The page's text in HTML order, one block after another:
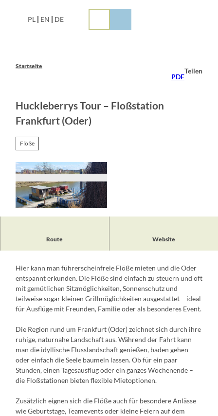
PL EN DE
Startseite
PDF
Teilen
Huckleberrys Tour – Floßstation
Frankfurt (Oder)
Flöße
Route Website
Die Huckleberrys Floßstationen in Frankfurt (Oder) bieten ein
Hier kann man führerscheinfreie Flöße mieten und die Oder
entspannt erkunden. Die Flöße sind einfach zu steuern und oft
mit gemütlichen Sitzmöglichkeiten, Sonnenschutz und
teilweise sogar kleinen Grillmöglichkeiten ausgestattet – ideal
für Ausflüge mit Freunden, Familie oder als besonderes Event.
Die Region rund um Frankfurt (Oder) zeichnet sich durch ihre
ruhige, naturnahe Landschaft aus. Während der Fahrt kann
man die idyllische Flusslandschaft genießen, baden gehen
oder einfach die Seele baumeln lassen. Ob für ein paar
Stunden, einen Tagesausflug oder ein ganzes Wochenende –
die Floßstationen bieten flexible Mietoptionen.
Zusätzlich eignen sich die Flöße auch für besondere Anlässe
wie Geburtstage, Teamevents oder kleine Feiern auf dem